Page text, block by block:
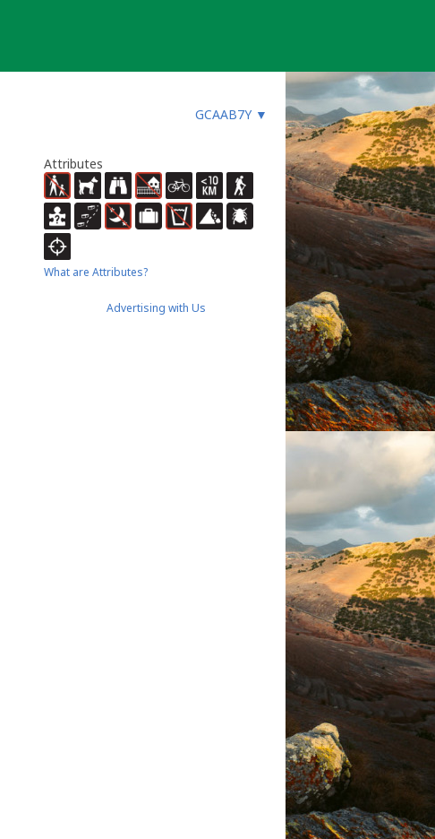
GCAAB7Y ▼
Attributes
What are Attributes?
Advertising with Us